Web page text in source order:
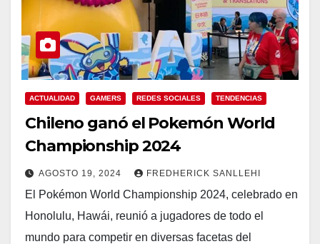
ACTUALIDAD GAMERS REDES SOCIALES TENDENCIAS
Chileno ganó el Pokemón World
Championship 2024
AGOSTO 19, 2024 FREDHERICK SANLLEHI
El Pokémon World Championship 2024, celebrado en
Honolulu, Hawái, reunió a jugadores de todo el
mundo para competir en diversas facetas del